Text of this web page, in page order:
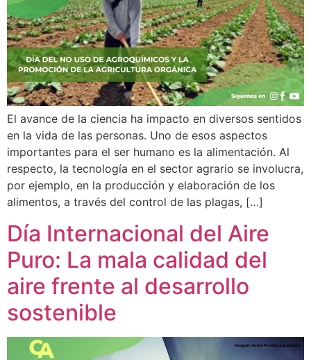
El avance de la ciencia ha impacto en diversos sentidos
en la vida de las personas. Uno de esos aspectos
importantes para el ser humano es la alimentación. Al
respecto, la tecnología en el sector agrario se involucra,
por ejemplo, en la producción y elaboración de los
alimentos, a través del control de las plagas, […]
Día Internacional del Aire
Puro: La mala calidad del
aire frente al desarrollo
sostenible